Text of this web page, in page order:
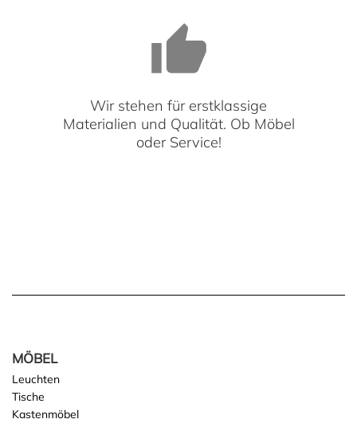
Wir stehen für erstklassige
Materialien und Qualität. Ob Möbel
oder Service!
MÖBEL
Leuchten
Tische
Kastenmöbel